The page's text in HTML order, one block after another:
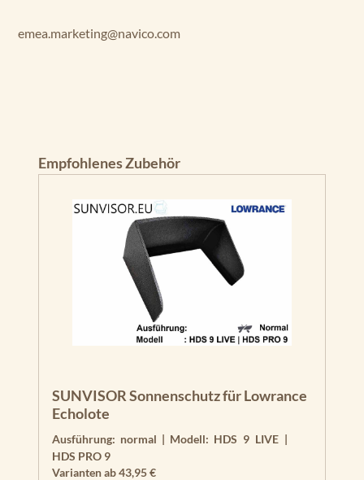
emea.marketing@navico.com
Produktgalerie überspringen
Empfohlenes Zubehör
SUNVISOR Sonnenschutz für Lowrance
Echolote
Ausführung: normal | Modell: HDS 9 LIVE |
HDS PRO 9
Varianten ab43,95 €